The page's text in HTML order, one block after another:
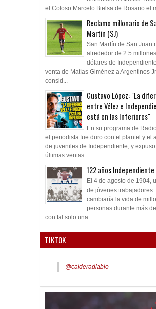
el Coloso Marcelo Bielsa de Rosario el
Reclamo millonario de
Martín (SJ)
San Martín de San Juan
alrededor de 2.5
dólares de
venta de Matías Giménez a Argentinos
consid...
Gustavo López: "La
entre Vélez e
está en las Inferiores"
En su programa de
el periodista fue duro con el plantel y el
de juveniles de Independiente, y
últimas ventas ...
122 años Independiente
El 4 de agosto de 1904,
de jóvenes trabajadores
cambiaría la vida de
personas durante más
con tal solo una ...
TIKTOK
@calderadiablo